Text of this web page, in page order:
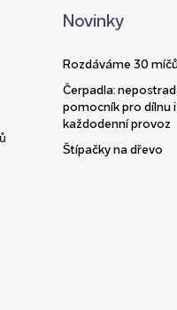
Novinky
Rozdáváme 30
Čerpadla:
pomocník pro dílnu i
každodenní provoz
Štípačky na dřevo